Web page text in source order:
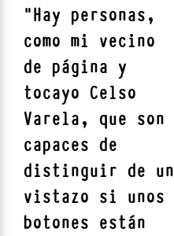
"Hay personas,
como mi vecino
de página y
tocayo Celso
Varela, que son
capaces de
distinguir de un
vistazo si unos
botones están